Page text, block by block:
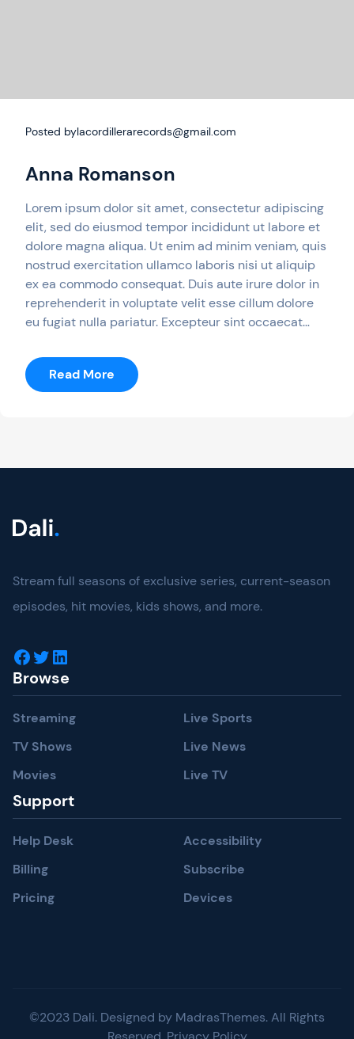
Posted bylacordillerarecords@gmail.com
Anna Romanson
Lorem ipsum dolor sit amet, consectetur adipiscing
elit, sed do eiusmod tempor incididunt ut labore et
dolore magna aliqua. Ut enim ad minim veniam, quis
nostrud exercitation ullamco laboris nisi ut aliquip
ex ea commodo consequat. Duis aute irure dolor in
reprehenderit in voluptate velit esse cillum dolore
eu fugiat nulla pariatur. Excepteur sint occaecat…
Read More
Anna
Stream full seasons of exclusive series, current-season
episodes, hit movies, kids shows, and more.
Facebook Twitter LinkedIn
Browse
Streaming
TV Shows
Movies
Live Sports
Live News
Live TV
Support
Help Desk
Billing
Pricing
Accessibility
Subscribe
Devices
©2023 Dali. Designed by MadrasThemes. All Rights